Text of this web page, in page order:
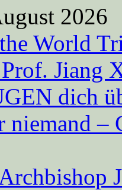
2026
World
Jiang
dich
niemand –